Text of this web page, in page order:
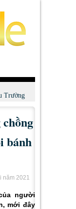
Trường
bánh
năm 2021
người
mới đây